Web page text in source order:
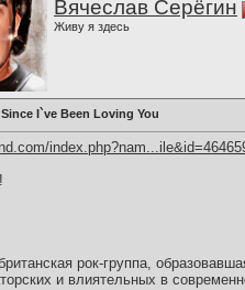
Вячеслав Серёгин
Живу я здесь
I`ve Been Loving You
рок-группа,
и влиятельных в